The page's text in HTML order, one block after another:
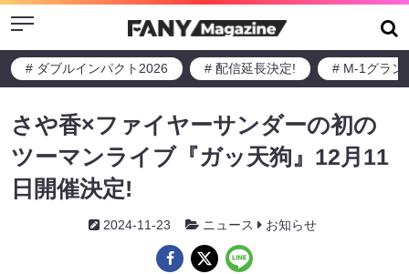
Menu
# ダブルインパクト2026 # 配信延長決定! # M-1グラン
さや香×ファイヤーサンダーの初の
ツーマンライブ『ガッ天狗』12月11
日開催決定!
2024-11-23 ニュース お知らせ